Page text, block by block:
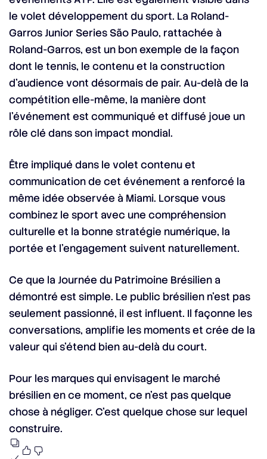
le volet développement du sport. La Roland-
Garros Junior Series São Paulo, rattachée à
Roland-Garros, est un bon exemple de la façon
dont le tennis, le contenu et la construction
d’audience vont désormais de pair. Au-delà de la
compétition elle-même, la manière dont
l’événement est communiqué et diffusé joue un
rôle clé dans son impact mondial.
Être impliqué dans le volet contenu et
communication de cet événement a renforcé la
même idée observée à Miami. Lorsque vous
combinez le sport avec une compréhension
culturelle et la bonne stratégie numérique, la
portée et l’engagement suivent naturellement.
Ce que la Journée du Patrimoine Brésilien a
démontré est simple. Le public brésilien n’est pas
seulement passionné, il est influent. Il façonne les
conversations, amplifie les moments et crée de la
valeur qui s’étend bien au-delà du court.
Pour les marques qui envisagent le marché
brésilien en ce moment, ce n’est pas quelque
chose à négliger. C’est quelque chose sur lequel
construire.